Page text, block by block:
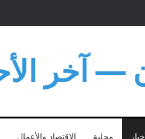
— آخر
محلية الاقتصاد والأعمال